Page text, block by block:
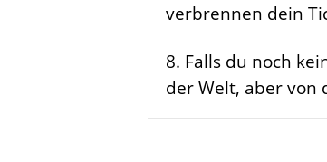
verbrennen dein
8. Falls du noch
der Welt, aber von